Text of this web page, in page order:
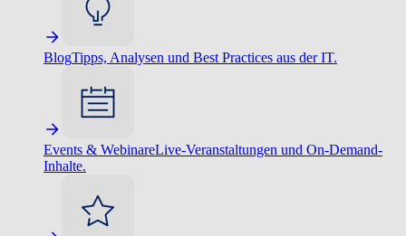
BlogTipps, Analysen und Best Practices aus der IT.
Events & WebinareLive-Veranstaltungen und On-Demand-
Inhalte.